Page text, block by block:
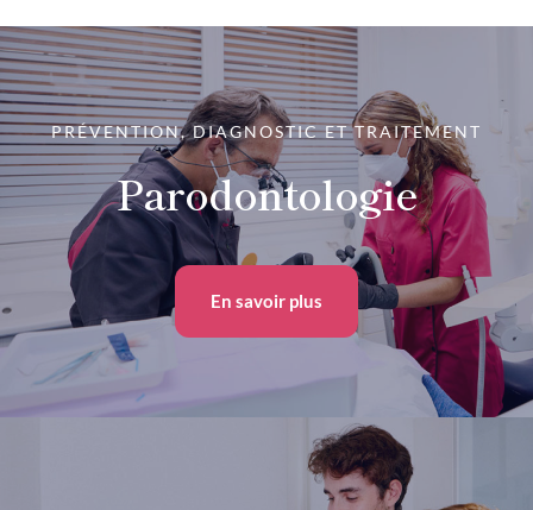
PRÉVENTION, DIAGNOSTIC ET TRAITEMENT
Parodontologie
En savoir plus